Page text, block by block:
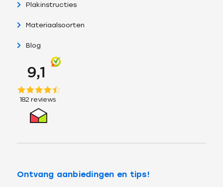
Plakinstructies
Materiaalsoorten
Blog
Ontvang aanbiedingen en tips!